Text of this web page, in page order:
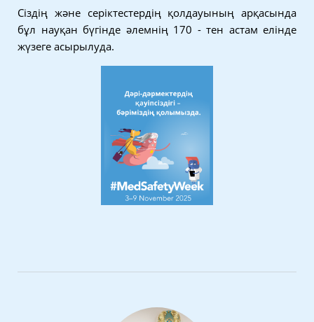
Сіздің және серіктестердің қолдауының арқасында
бұл науқан бүгінде әлемнің 170 - тен астам елінде
жүзеге асырылуда.